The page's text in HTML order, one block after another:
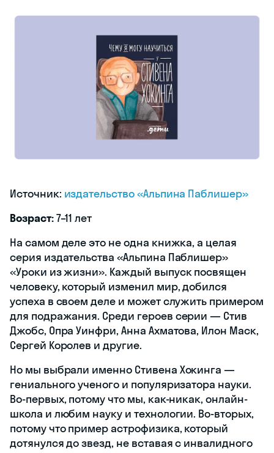
Источник: издательство «Альпина Паблишер»
Возраст:7–11 лет
На самом деле это не одна книжка, а целая
серия издательства «‎Альпина Паблишер»
«‎Уроки из жизни». Каждый выпуск посвящен
человеку, который изменил мир, добился
успеха в своем деле и может служить примером
для подражания. Среди героев серии — Стив
Джобс, Опра Уинфри, Анна Ахматова, Илон Маск,
Сергей Королев и другие.
Но мы выбрали именно Стивена Хокинга —
гениального ученого и популяризатора науки.
Во-первых, потому что мы, как-никак, онлайн-
школа и любим науку и технологии. Во-вторых,
потому что пример астрофизика, который
дотянулся до звезд, не вставая с инвалидного